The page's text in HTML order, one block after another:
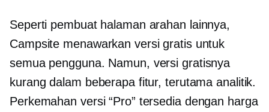
Seperti pembuat halaman arahan lainnya,
Campsite menawarkan versi gratis untuk
semua pengguna. Namun, versi gratisnya
kurang dalam beberapa fitur, terutama analitik.
Perkemahan versi “Pro” tersedia dengan harga